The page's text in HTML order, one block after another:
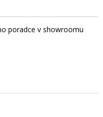
poradce v showroomu